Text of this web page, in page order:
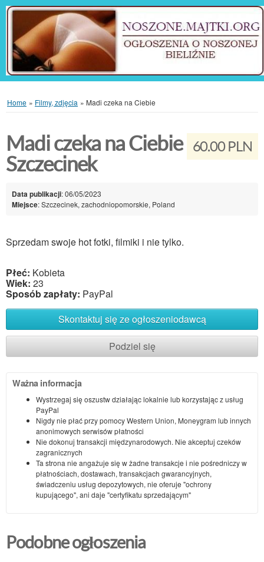
Home » Filmy, zdjęcia » Madi czeka na Ciebie
60.00 PLN
Madi czeka na Ciebie
Szczecinek
Data publikacji: 06/05/2023
Miejsce: Szczecinek, zachodniopomorskie, Poland
Sprzedam swoje hot fotki, filmiki i nie tylko.
Płeć: Kobieta
Wiek: 23
Sposób zapłaty: PayPal
Skontaktuj się ze ogłoszeniodawcą
Podziel się
Ważna informacja
Wystrzegaj się oszustw działając lokalnie lub korzystając z usług
PayPal
Nigdy nie płać przy pomocy Western Union, Moneygram lub innych
anonimowych serwisów płatności
Nie dokonuj transakcji międzynarodowych. Nie akceptuj czeków
zagranicznych
Ta strona nie angażuje się w żadne transakcje i nie pośredniczy w
płatnościach, dostawach, transakcjach gwarancyjnych,
świadczeniu usług depozytowych, nie oferuje "ochrony
kupującego", ani daje "certyfikatu sprzedającym"
Podobne ogłoszenia